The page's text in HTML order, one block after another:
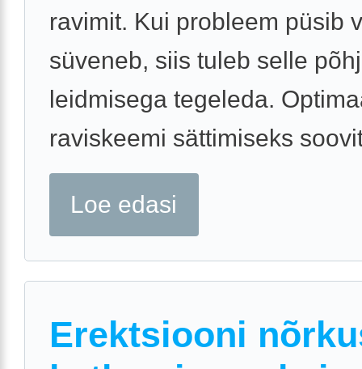
ravimit. Kui probleem püsib
süveneb, siis tuleb selle
leidmisega tegeleda.
raviskeemi sättimiseks
Loe edasi
Erektsiooni